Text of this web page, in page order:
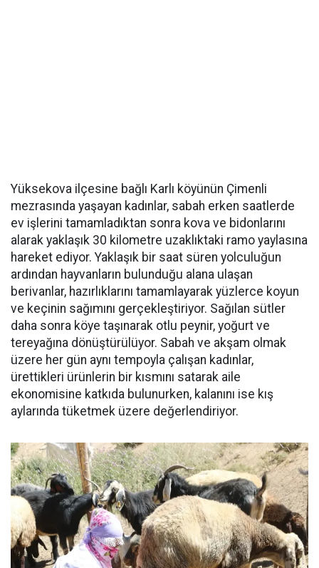
Yüksekova ilçesine bağlı Karlı köyünün Çimenli
mezrasında yaşayan kadınlar, sabah erken saatlerde
ev işlerini tamamladıktan sonra kova ve bidonlarını
alarak yaklaşık 30 kilometre uzaklıktaki ramo yaylasına
hareket ediyor. Yaklaşık bir saat süren yolculuğun
ardından hayvanların bulunduğu alana ulaşan
berivanlar, hazırlıklarını tamamlayarak yüzlerce koyun
ve keçinin sağımını gerçekleştiriyor. Sağılan sütler
daha sonra köye taşınarak otlu peynir, yoğurt ve
tereyağına dönüştürülüyor. Sabah ve akşam olmak
üzere her gün aynı tempoyla çalışan kadınlar,
ürettikleri ürünlerin bir kısmını satarak aile
ekonomisine katkıda bulunurken, kalanını ise kış
aylarında tüketmek üzere değerlendiriyor.